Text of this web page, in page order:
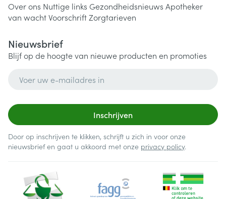
Over ons Nuttige links Gezondheidsnieuws Apotheker
van wachtVoorschriftZorgtarieven
Nieuwsbrief
Blijf op de hoogte van nieuwe producten en promoties
Inschrijven
Door op inschrijven te klikken, schrijft u zich in voor onze
nieuwsbrief en gaat u akkoord met onze privacy policy.